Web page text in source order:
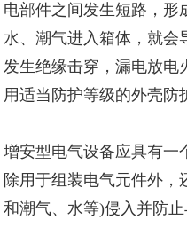
电部件之间发生短路，形
水、潮气进入箱体，就会
发生绝缘击穿，漏电放电
用适当防护等级的外壳防
增安型电气设备应具有一
除用于组装电气元件外
和潮气、水等)侵入并防